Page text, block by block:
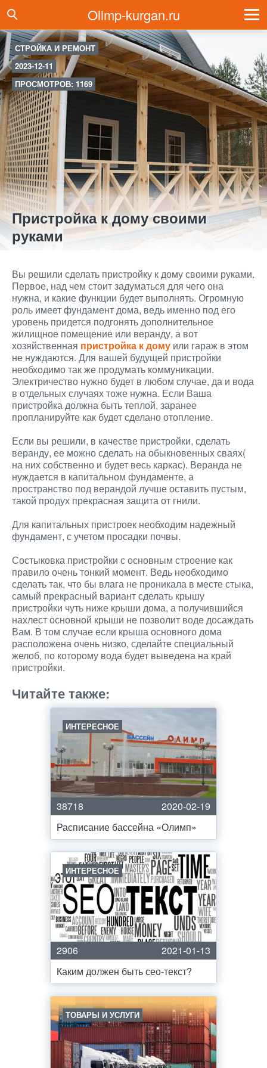
Olimp-kurgan.ru
СТРОЙКА И РЕМОНТ
2023-12-11
ПРОСМОТРОВ: 1169
Пристройка к дому своими
руками
Вы решили сделать пристройку к дому своими руками.
Первое, над чем стоит задуматься для чего она
нужна, и какие функции будет выполнять. Огромную
роль имеет фундамент дома, ведь именно под его
уровень придется подгонять дополнительное
жилищное помещение или веранду, а вот
хозяйственная пристройка к дому или гараж в этом
не нуждаются. Для вашей будущей пристройки
необходимо так же продумать коммуникации.
Электричество нужно будет в любом случае, да и вода
в отдельных случаях тоже нужна. Если Ваша
пристройка должна быть теплой, заранее
пропланируйте как будет сделано отопление.
Если вы решили, в качестве пристройки, сделать
веранду, ее можно сделать на обыкновенных сваях(
на них собственно и будет весь каркас). Веранда не
нуждается в капитальном фундаменте, а
пространство под верандой лучше оставить пустым,
такой продух прекрасная защита от гнили.
Для капитальных пристроек необходим надежный
фундамент, с учетом просадки почвы.
Состыковка пристройки с основным строение как
правило очень тонкий момент. Ведь необходимо
сделать так, что бы влага не проникала в месте стыка,
самый прекрасный вариант сделать крышу
пристройки чуть ниже крыши дома, а получившийся
нахлест основной крыши не позволит воде досаждать
Вам. В том случае если крыша основного дома
расположена очень низко, сделайте специальный
желоб, по которому вода будет выведена на край
пристройки.
Читайте также:
ИНТЕРЕСНОЕ
38718
2020-02-19
Расписание бассейна «Олимп»
ИНТЕРЕСНОЕ
2906
2021-01-13
Каким должен быть сео-текст?
ТОВАРЫ И УСЛУГИ